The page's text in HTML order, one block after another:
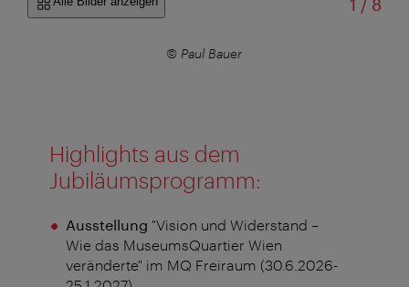
1 / 8
© Paul Bauer
Highlights aus dem
Jubiläumsprogramm:
Ausstellung "Vision und Widerstand –
Wie das MuseumsQuartier Wien
veränderte" im MQ Freiraum (30.6.2026-